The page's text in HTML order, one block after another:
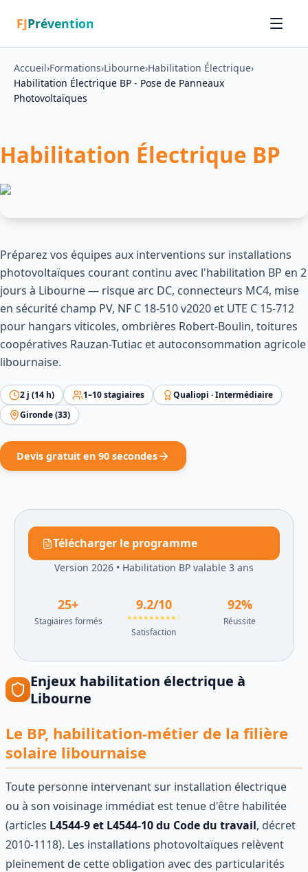
FJPrévention
Accueil›Formations›Libourne›Habilitation Électrique›
Habilitation Électrique BP - Pose de Panneaux
Photovoltaïques
Habilitation Électrique BP
Préparez vos équipes aux interventions sur installations
photovoltaïques courant continu avec l'habilitation BP en 2
jours à Libourne — risque arc DC, connecteurs MC4, mise
en sécurité champ PV, NF C 18-510 v2020 et UTE C 15-712
pour hangars viticoles, ombrières Robert-Boulin, toitures
coopératives Rauzan-Tutiac et autoconsommation agricole
libournaise.
2 j (14 h) 1–10stagiaires Qualiopi ·Intermédiaire
Gironde(33)
Devis gratuit en 90 secondes
Télécharger le programme
Version 2026 • Habilitation BP valable 3 ans
25+
Stagiaires formés
9.2/10
★★★★★★★★★☆
Satisfaction
92%
Réussite
Enjeux habilitation électrique à
Libourne
Le BP, habilitation-métier de la filière
solaire libournaise
Toute personne intervenant sur installation électrique
ou à son voisinage immédiat est tenue d'être habilitée
(articles L4544-9 et L4544-10 du Code du travail, décret
2010-1118). Les installations photovoltaïques relèvent
pleinement de cette obligation avec des particularités